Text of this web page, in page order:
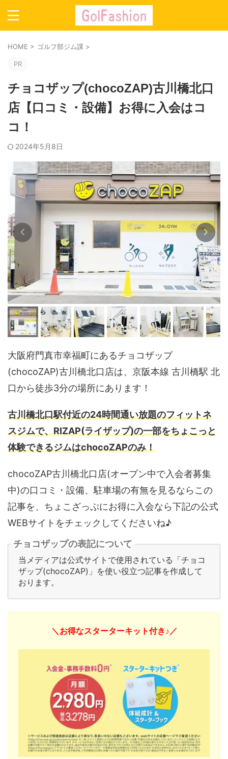
HOME > ゴルフ部ジム課 >
PR
チョコザップ(chocoZAP)古川橋北口
店【口コミ・設備】お得に入会はコ
コ！
2024年5月8日
大阪府門真市幸福町にあるチョコザップ
(chocoZAP)古川橋北口店は、京阪本線 古川橋駅 北
口から徒歩3分の場所にあります！
古川橋北口駅付近の24時間通い放題のフィットネ
スジムで、RIZAP(ライザップ)の一部をちょこっと
体験できるジムはchocoZAPのみ！
chocoZAP古川橋北口店(オープン中で入会者募集
中)の口コミ・設備、駐車場の有無を見るならこの
記事を、ちょこざっぷにお得に入会なら下記の公式
WEBサイトをチェックしてくださいね♪
チョコザップの表記について
当メディアは公式サイトで使用されている「チョコ
ザップ(chocoZAP)」を使い役立つ記事を作成して
おります。
＼お得なスターターキット付き♪／